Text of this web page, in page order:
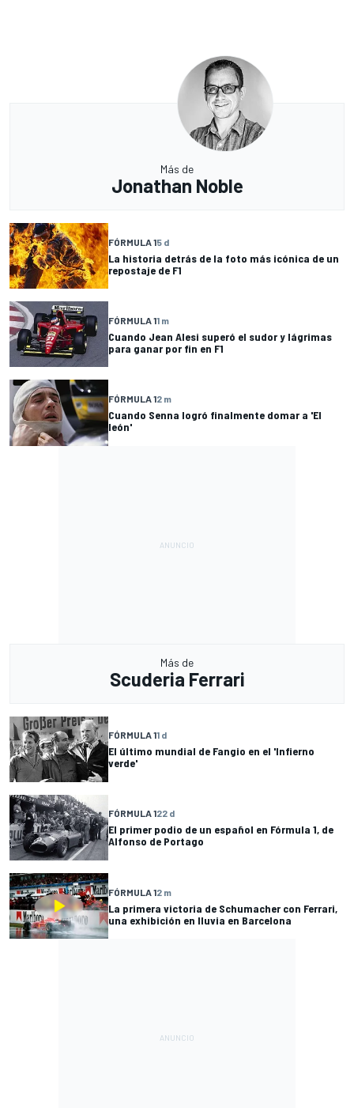
Más de
Jonathan Noble
FÓRMULA 15 d
La historia detrás de la foto más icónica de un
repostaje de F1
FÓRMULA 11 m
Cuando Jean Alesi superó el sudor y lágrimas
para ganar por fin en F1
FÓRMULA 12 m
Cuando Senna logró finalmente domar a 'El
león'
Más de
Scuderia Ferrari
FÓRMULA 11 d
El último mundial de Fangio en el 'Infierno
verde'
FÓRMULA 122 d
El primer podio de un español en Fórmula 1, de
Alfonso de Portago
FÓRMULA 12 m
La primera victoria de Schumacher con Ferrari,
una exhibición en lluvia en Barcelona